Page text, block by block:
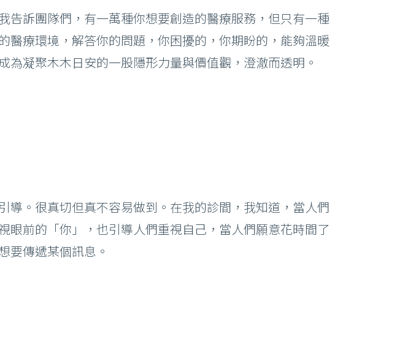
訴團隊們，有一萬種你想要創造的醫療服務，但只有一種
療環境，解答你的問題，你困擾的，你期盼的，能夠溫暖
凝聚木木日安的一股隱形力量與價值觀，澄澈而透明。
。很真切但真不容易做到。在我的診間，我知道，當人們
前的「你」，也引導人們重視自己，當人們願意花時間了
要傳遞某個訊息。